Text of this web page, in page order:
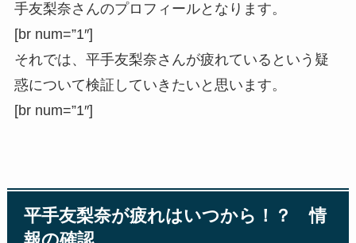
手友梨奈さんのプロフィールとなります。
[br num=”1″]
それでは、平手友梨奈さんが疲れているという疑
惑について検証していきたいと思います。
[br num=”1″]
平手友梨奈が疲れはいつから！？ 情